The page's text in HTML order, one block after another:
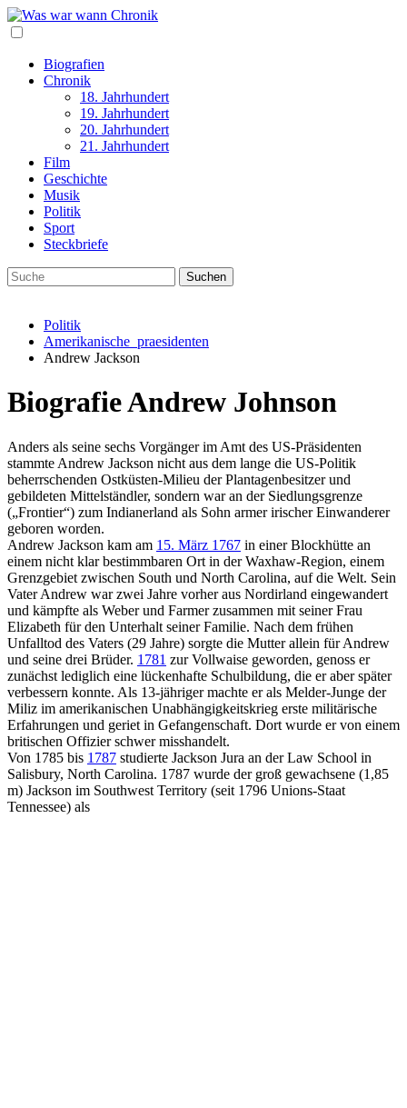
Biografien
Chronik
18. Jahrhundert
19. Jahrhundert
20. Jahrhundert
21. Jahrhundert
Film
Geschichte
Musik
Politik
Sport
Steckbriefe
Politik
Amerikanische_praesidenten
Andrew Jackson
Biografie Andrew Johnson
Anders als seine sechs Vorgänger im Amt des US-Präsidenten
stammte Andrew Jackson nicht aus dem lange die US-Politik
beherrschenden Ostküsten-Milieu der Plantagenbesitzer und
gebildeten Mittelständler, sondern war an der Siedlungsgrenze
(„Frontier“) zum Indianerland als Sohn armer irischer Einwanderer
geboren worden.
Andrew Jackson kam am 15. März 1767 in einer Blockhütte an
einem nicht klar bestimmbaren Ort in der Waxhaw-Region, einem
Grenzgebiet zwischen South und North Carolina, auf die Welt. Sein
Vater Andrew war zwei Jahre vorher aus Nordirland eingewandert
und kämpfte als Weber und Farmer zusammen mit seiner Frau
Elizabeth für den Unterhalt seiner Familie. Nach dem frühen
Unfalltod des Vaters (29 Jahre) sorgte die Mutter allein für Andrew
und seine drei Brüder. 1781 zur Vollwaise geworden, genoss er
zunächst lediglich eine lückenhafte Schulbildung, die er aber später
verbessern konnte. Als 13-jähriger machte er als Melder-Junge der
Miliz im amerikanischen Unabhängigkeitskrieg erste militärische
Erfahrungen und geriet in Gefangenschaft. Dort wurde er von einem
britischen Offizier schwer misshandelt.
Von 1785 bis 1787 studierte Jackson Jura an der Law School in
Salisbury, North Carolina. 1787 wurde der groß gewachsene (1,85
m) Jackson im Southwest Territory (seit 1796 Unions-Staat
Tennessee) als